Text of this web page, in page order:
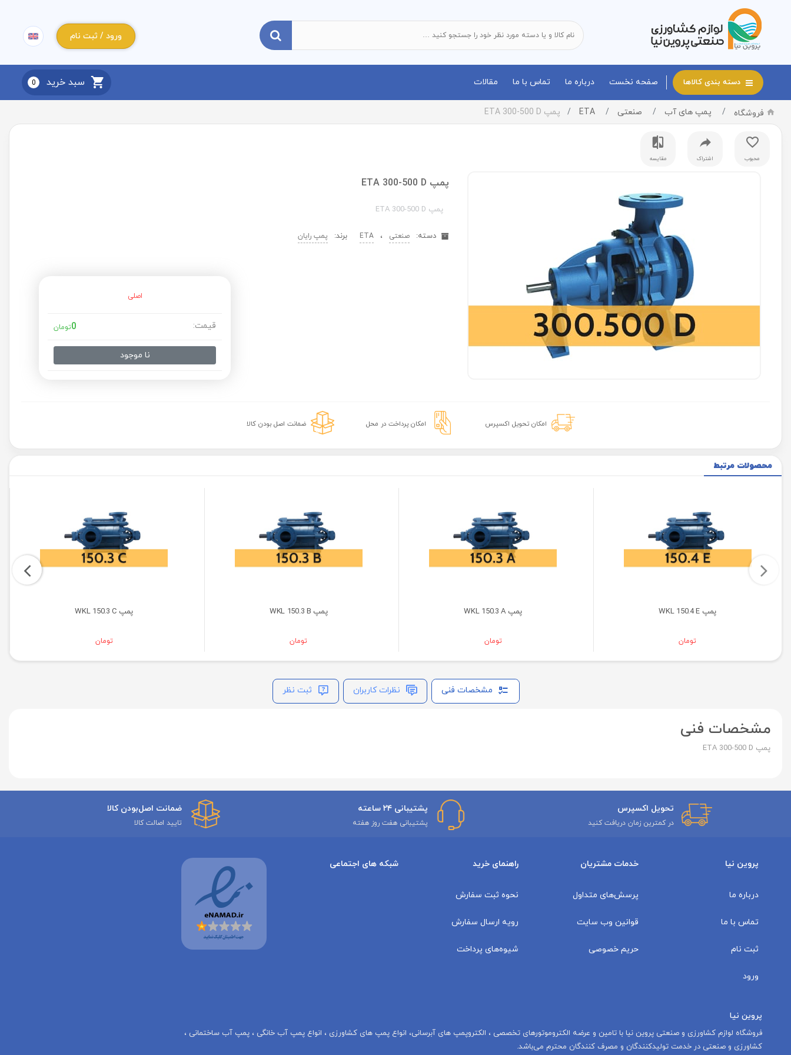
ورود / ثبت نام
دسته بندی کالاها صفحه نخست درباره ما تماس با ما مقالات سبد خرید 0
فروشگاه پمپ های آب صنعتی ETA پمپ ETA 300-500 D
محبوب اشتراک مقایسه
پمپ ETA 300-500 D
پمپ ETA 300-500 D
دسته: صنعتی ، ETA برند: پمپ رایان
اصلی
قیمت: 0تومان
نا موجود
امکان تحویل اکسپرس امکان پرداخت در محل ضمانت اصل بودن کالا
محصولات مرتبط
پمپ WKL 150.4 E
تومان
پمپ WKL 150.3 A
تومان
پمپ WKL 150.3 B
تومان
پمپ WKL 150.3 C
تومان
مشخصات فنی نظرات کاربران ثبت نظر
مشخصات فنی
پمپ ETA 300-500 D
تحویل اکسپرس
در کمترین زمان دریافت کنید
پشتیبانی ۲۴ ساعته
پشتیبانی هفت روز هفته
ضمانت اصل‌بودن کالا
تایید اصالت کالا
پروین نیا
درباره ما
تماس با ما
ثبت نام
ورود
خدمات مشتریان
پرسش‌های متداول
قوانین وب سایت
حریم خصوصی
راهنمای خرید
نحوه ثبت سفارش
رویه ارسال سفارش
شیوه‌های پرداخت
شبکه های اجتماعی
پروین نیا
‌فروشگاه لوازم کشاورزی و صنعتی پروین نیا با تامين و عرضه الكتروموتورهاى تخصصى ، الكتروپمپ هاى آبرسانى، انواع پمپ های کشاورزی ، انواع پمپ آب خانگی ، پمپ آب ساختمانی ،
کشاورزی و صنعتی در خدمت توليدكنندگان و مصرف كنندگان محترم می‌باشد.